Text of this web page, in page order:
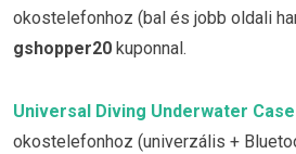
okostelefonhoz (bal és jobb oldali
gshopper20 kuponnal.
Universal Diving Underwater Case
okostelefonhoz (univerzális +